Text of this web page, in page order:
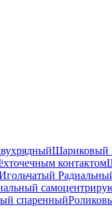
Шариковый
контактом
спаренный